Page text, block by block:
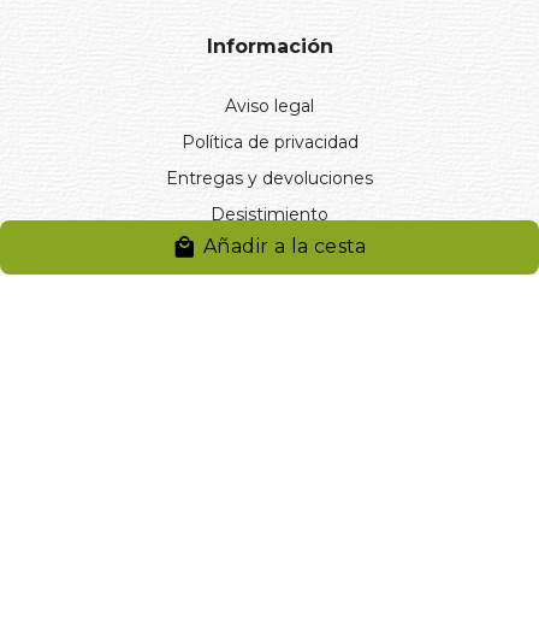
Añadir a la cesta
Información
Aviso legal
Política de privacidad
Entregas y devoluciones
Desistimiento
Desistimiento de compra